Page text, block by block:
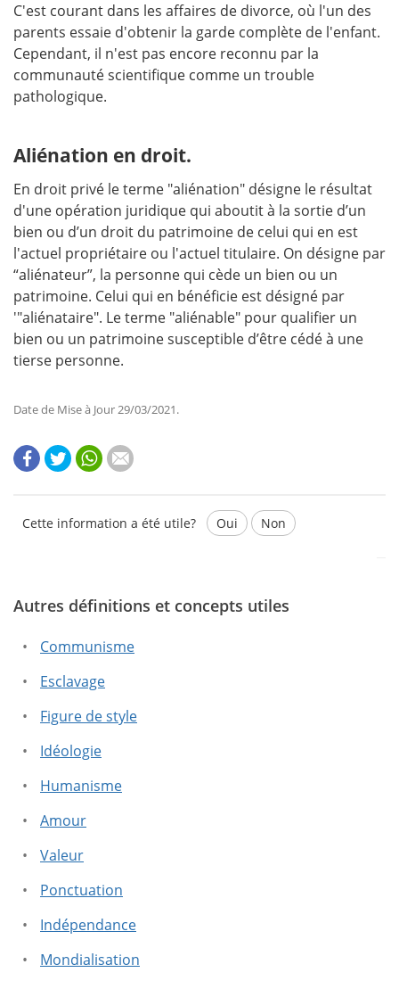
C'est courant dans les affaires de divorce, où l'un des
parents essaie d'obtenir la garde complète de l'enfant.
Cependant, il n'est pas encore reconnu par la
communauté scientifique comme un trouble
pathologique.
Aliénation en droit.
En droit privé le terme "aliénation" désigne le résultat
d'une opération juridique qui aboutit à la sortie d’un
bien ou d’un droit du patrimoine de celui qui en est
l'actuel propriétaire ou l'actuel titulaire. On désigne par
“aliénateur”, la personne qui cède un bien ou un
patrimoine. Celui qui en bénéficie est désigné par
'"aliénataire". Le terme "aliénable" pour qualifier un
bien ou un patrimoine susceptible d’être cédé à une
tierse personne.
Date de Mise à Jour 29/03/2021.
Cette information a été utile? Oui Non
Ce texte contient des informations erronées.
cherchez.
Autres définitions et concepts utiles
Communisme
Esclavage
Figure de style
Idéologie
Humanisme
Amour
Valeur
Ponctuation
Indépendance
Mondialisation